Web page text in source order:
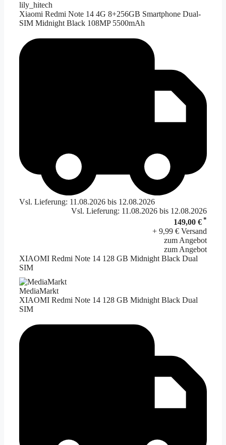
lily_hitech
Xiaomi Redmi Note 14 4G 8+256GB Smartphone Dual-
SIM Midnight Black 108MP 5500mAh
Vsl. Lieferung: 11.08.2026 bis 12.08.2026
Vsl. Lieferung: 11.08.2026 bis 12.08.2026
149,00 € *
+ 9,99 € Versand
zum Angebot
zum Angebot
XIAOMI Redmi Note 14 128 GB Midnight Black Dual
SIM
MediaMarkt
XIAOMI Redmi Note 14 128 GB Midnight Black Dual
SIM